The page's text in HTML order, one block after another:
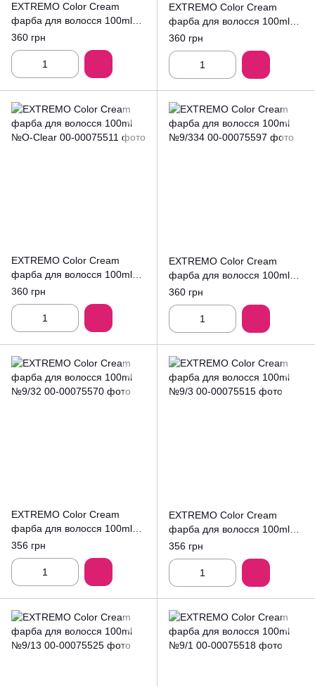
EXTREMO Color Cream
фарба для волосся 100ml
№XS13/19
360 грн
EXTREMO Color Cream
фарба для волосся 100ml
№ST 13/68
360 грн
EXTREMO Color Cream
фарба для волосся 100ml
№O-Clear
360 грн
EXTREMO Color Cream
фарба для волосся 100ml
№9/334
360 грн
EXTREMO Color Cream
фарба для волосся 100ml
№9/32
356 грн
EXTREMO Color Cream
фарба для волосся 100ml
№9/3
356 грн